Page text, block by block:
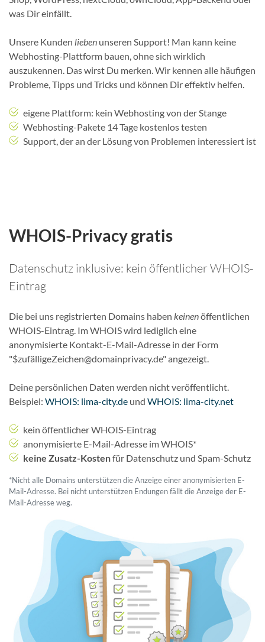
was Dir einfällt.
Unsere Kunden lieben unseren Support! Man kann keine
Webhosting-Plattform bauen, ohne sich wirklich
auszukennen. Das wirst Du merken. Wir kennen alle häufigen
Probleme, Tipps und Tricks und können Dir effektiv helfen.
eigene Plattform: kein Webhosting von der Stange
Webhosting-Pakete 14 Tage kostenlos testen
Support, der an der Lösung von Problemen interessiert ist
WHOIS-Privacy gratis
Datenschutz inklusive: kein öffentlicher WHOIS-
Eintrag
Die bei uns registrierten Domains haben keinenöffentlichen
WHOIS-Eintrag. Im WHOIS wird lediglich eine
anonymisierte Kontakt-E-Mail-Adresse in der Form
"$zufälligeZeichen@domainprivacy.de" angezeigt.
Deine persönlichen Daten werden nicht veröffentlicht.
Beispiel: WHOIS: lima-city.de und WHOIS: lima-city.net
kein öffentlicher WHOIS-Eintrag
anonymisierte E-Mail-Adresse im WHOIS*
keine Zusatz-Kostenfür Datenschutz und Spam-Schutz
*Nicht alle Domains unterstützen die Anzeige einer anonymisierten E-
Mail-Adresse. Bei nicht unterstützen Endungen fällt die Anzeige der E-
Mail-Adresse weg.